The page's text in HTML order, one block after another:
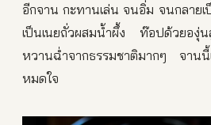
อีกจาน กะทานเล่น จนอิ่ม จนกลาย
เป็นเนยถั่วผสมน้ำผึ้ง ท๊อปด้วยองุ่
หวานฉ่ำจากธรรมชาติมากๆ จาน
หมดใจ